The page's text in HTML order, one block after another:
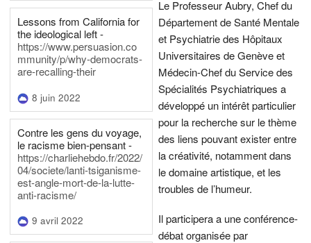
Lessons from California for
the ideological left -
https://www.persuasion.co
mmunity/p/why-democrats-
are-recalling-their
8 juin 2022
Contre les gens du voyage,
le racisme bien-pensant -
https://charliehebdo.fr/2022/
04/societe/lanti-tsiganisme-
est-angle-mort-de-la-lutte-
anti-racisme/
9 avril 2022
Le Professeur Aubry, Chef du
Département de Santé Mentale
et Psychiatrie des Hôpitaux
Universitaires de Genève et
Médecin-Chef du Service des
Spécialités Psychiatriques a
développé un intérêt particulier
pour la recherche sur le thème
des liens pouvant exister entre
la créativité, notamment dans
le domaine artistique, et les
troubles de l’humeur.
Il participera a une conférence-
débat organisée par